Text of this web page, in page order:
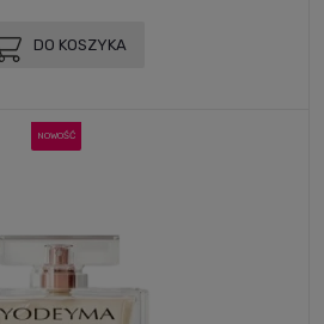
DO KOSZYKA
NOWOŚĆ